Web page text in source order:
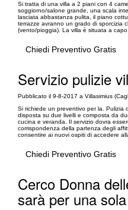
Si tratta di una villa a 2 piani con 4
soggiorno/salone grande, una scala
lasciata abbastanza pulita, il piano
terrazze avranno un grado di sporcizia
(vento/pioggia). La villa è situata a capo
Chiedi Preventivo Gratis
Servizio pulizie
Pubblicato il 9-8-2017 a Villasimius
Si richiede un preventivo per la. Pulizia
disposta su due livelli e composta da
cucina e veranda. Il servizio dovra
corrispondenza della partenza degli
consentire ai nuovi ospiti di accedere
Chiedi Preventivo Gratis
Cerco Donna
sarà per una